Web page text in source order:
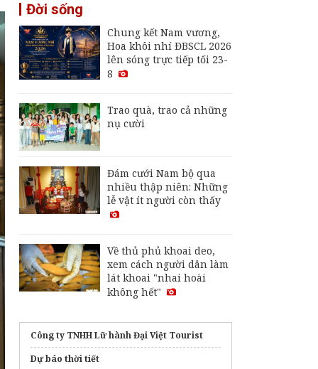
Đời sống
Chung kết Nam vương,
Hoa khôi nhí ĐBSCL 2026
lên sóng trực tiếp tối 23-
8
Trao quà, trao cả những
nụ cười
Đám cưới Nam bộ qua
nhiều thập niên: Những
lễ vật ít người còn thấy
Về thủ phủ khoai deo,
xem cách người dân làm
lát khoai "nhai hoài
không hết"
Công ty TNHH Lữ hành Đại Việt Tourist
Dự báo thời tiết